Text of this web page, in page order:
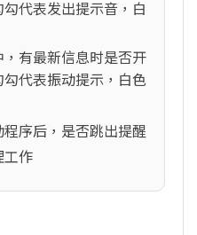
代表发出提示音，白
有最新信息时是否开
代表振动提示，白色
程序后，是否跳出提醒
工作